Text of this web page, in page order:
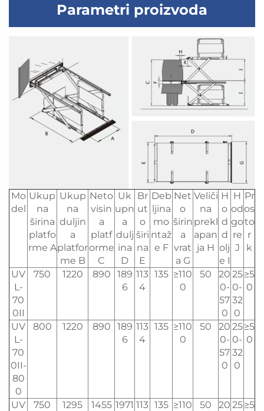
Parametri proizvoda
Mo
del
Ukup
na
širina
platfo
rme A
Ukup
na
duljin
a
platfor
me B
Neto
visin
a
platf
orme
C
Uk
upn
a
dulj
ina
D
Br
ut
o
širi
na
E
Deb
ljina
mo
ntaž
e F
Net
o
širin
a
vrat
a G
Veliči
na
prekl
apan
ja H
H
o
d
d
olj
e I
H
od
go
re
J
Pr
os
to
r
k
UV
L-
70
0II
750 1220 890
189
6
113
4
135 ≥110
0
50
20
0-
57
0
25
0-
32
0
≥5
0
UV
L-
70
0II-
80
0
800 1220 890
189
6
113
4
135 ≥110
0
50
20
0-
57
0
25
0-
32
0
≥5
0
UV
750 1295 1455 1971 113 135 ≥110
50
20 25≥5